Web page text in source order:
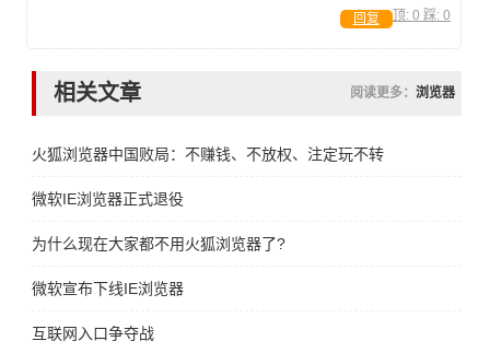
顶: 0 踩: 0
回复
相关文章 阅读更多： 浏览器
火狐浏览器中国败局：不赚钱、不放权、注定玩不转
微软IE浏览器正式退役
为什么现在大家都不用火狐浏览器了?
微软宣布下线IE浏览器
互联网入口争夺战